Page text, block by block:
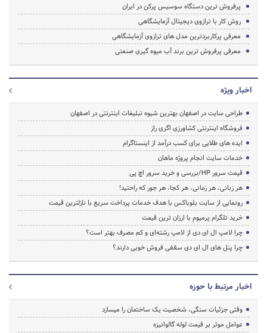
پرفروش ترین دستگاه سوسیس پرکن در ایران
روش کار با ترازوی دیجیتال آزمایشگاهی
معرفی پرکاربردترین مدل های ترازوی آزمایشگاهی
معرفی پرفروش ترین برند آب میوه گیری صنعتی
اخبار ویژه
طراحی سایت در اصفهان بهترین شیوه تبلیغات اینترنتی در اصفهان
فروشگاه اینترنتی کشاورزی اگری راز
ایده های طلایی برای کسب درآمد از اینستاگرام
خدمات سایت انجام پروژه ماهان
قیمت سرور HP/بررسی و خرید سرور اچ پی
هر زبانی، هر زمانی، هر کجا، هر جور که راحتید!
رونمایی از سایت بلوباکس با هدف خدمات پرداخت سریع با نازلترین قیمت
خرید تلگرام پرمیوم با ارزان ترین قیمت
چرا لامپ ال ای دی از لامپ رشته‌ای و کم مصرف بهتر است؟
چرا پنل های ال ای دی سقفی فروش خوبی دارند؟
اخبار مرتبط با حوزه
وقتی جزئیات سنگی، شخصیت یک ساختمان را میسازد
عوامل موثر بر قیمت لوله گالوانیزه